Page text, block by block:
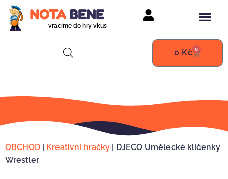
vracíme do hry vkus
0 Kč 0
OBCHOD | Kreativní hračky | DJECO Umělecké klíčenky
Wrestler